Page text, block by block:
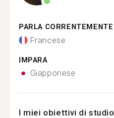
PARLA CORRENTEMENTE
Francese
IMPARA
Giapponese
I miei obiettivi di studio